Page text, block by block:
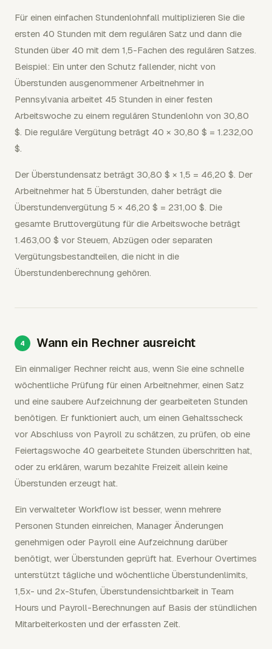
Für einen einfachen Stundenlohnfall multiplizieren Sie die
ersten 40 Stunden mit dem regulären Satz und dann die
Stunden über 40 mit dem 1,5-Fachen des regulären Satzes.
Beispiel: Ein unter den Schutz fallender, nicht von
Überstunden ausgenommener Arbeitnehmer in
Pennsylvania arbeitet 45 Stunden in einer festen
Arbeitswoche zu einem regulären Stundenlohn von 30,80
$. Die reguläre Vergütung beträgt 40 × 30,80 $ = 1.232,00
$.
Der Überstundensatz beträgt 30,80 $ × 1,5 = 46,20 $. Der
Arbeitnehmer hat 5 Überstunden, daher beträgt die
Überstundenvergütung 5 × 46,20 $ = 231,00 $. Die
gesamte Bruttovergütung für die Arbeitswoche beträgt
1.463,00 $ vor Steuern, Abzügen oder separaten
Vergütungsbestandteilen, die nicht in die
Überstundenberechnung gehören.
Wann ein Rechner ausreicht
Ein einmaliger Rechner reicht aus, wenn Sie eine schnelle
wöchentliche Prüfung für einen Arbeitnehmer, einen Satz
und eine saubere Aufzeichnung der gearbeiteten Stunden
benötigen. Er funktioniert auch, um einen Gehaltsscheck
vor Abschluss von Payroll zu schätzen, zu prüfen, ob eine
Feiertagswoche 40 gearbeitete Stunden überschritten hat,
oder zu erklären, warum bezahlte Freizeit allein keine
Überstunden erzeugt hat.
Ein verwalteter Workflow ist besser, wenn mehrere
Personen Stunden einreichen, Manager Änderungen
genehmigen oder Payroll eine Aufzeichnung darüber
benötigt, wer Überstunden geprüft hat. Everhour Overtimes
unterstützt tägliche und wöchentliche Überstundenlimits,
1,5x- und 2x-Stufen, Überstundensichtbarkeit in Team
Hours und Payroll-Berechnungen auf Basis der stündlichen
Mitarbeiterkosten und der erfassten Zeit.